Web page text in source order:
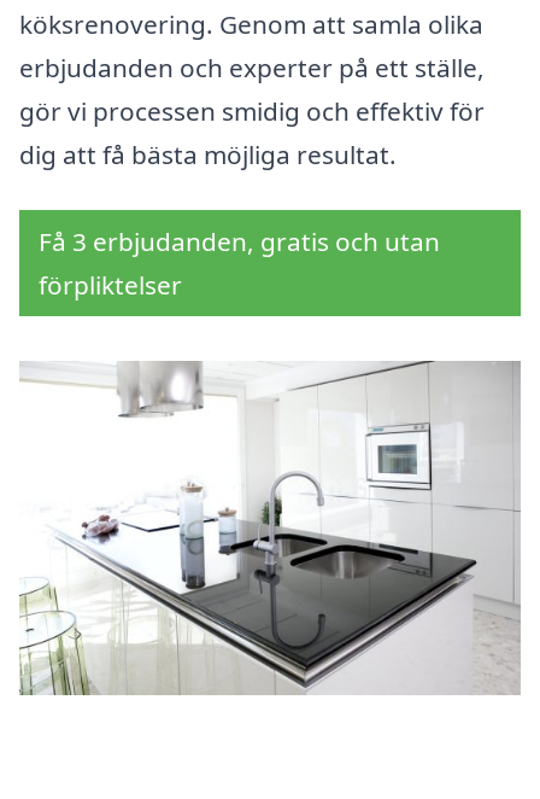
köksrenovering. Genom att samla olika
erbjudanden och experter på ett ställe,
gör vi processen smidig och effektiv för
dig att få bästa möjliga resultat.
Få 3 erbjudanden, gratis och utan
förpliktelser